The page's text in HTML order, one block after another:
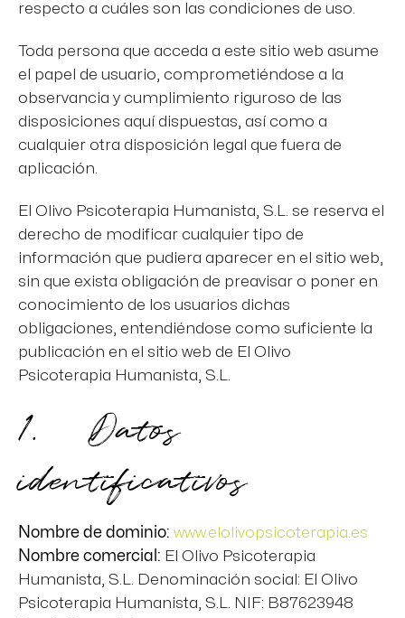
respecto a cuáles son las condiciones de uso.
Toda persona que acceda a este sitio web asume
el papel de usuario, comprometiéndose a la
observancia y cumplimiento riguroso de las
disposiciones aquí dispuestas, así como a
cualquier otra disposición legal que fuera de
aplicación.
El Olivo Psicoterapia Humanista, S.L. se reserva el
derecho de modificar cualquier tipo de
información que pudiera aparecer en el sitio web,
sin que exista obligación de preavisar o poner en
conocimiento de los usuarios dichas
obligaciones, entendiéndose como suficiente la
publicación en el sitio web de El Olivo
Psicoterapia Humanista, S.L.
1. Datos
identificativos
Nombre de dominio: www.elolivopsicoterapia.es
Nombre comercial: El Olivo Psicoterapia
Humanista, S.L. Denominación social: El Olivo
Psicoterapia Humanista, S.L. NIF: B87623948